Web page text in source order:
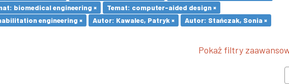
biomedical engineering ×
Temat: computer-aided design ×
engineering × Autor: Kawalec, Patryk ×
Autor: Stańczak, Sonia ×
Pokaż filtry